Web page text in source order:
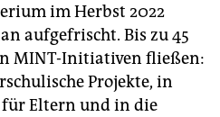
im Herbst 2022
aufgefrischt. Bis zu 45
MINT-Initiativen fließen:
Projekte, in
Eltern und in die